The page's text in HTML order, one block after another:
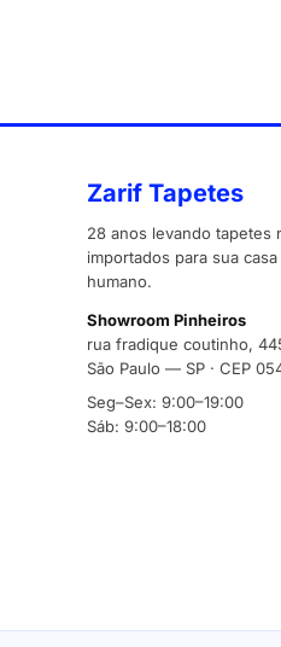
Zarif Tapetes
28 anos levando tapetes
importados para sua
humano.
Showroom Pinheiros
rua fradique coutinho,
São Paulo — SP · CEP
Seg–Sex: 9:00–19:00
Sáb: 9:00–18:00